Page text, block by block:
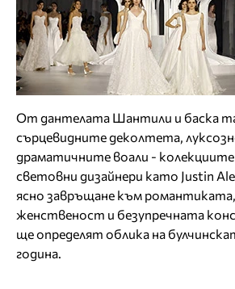
От дантелата Шантили и баска
сърцевидните деколтета,
драматичните воали -
световни дизайнери като Justin
ясно завръщане към
женственост и безупречната
ще определят облика на
година.